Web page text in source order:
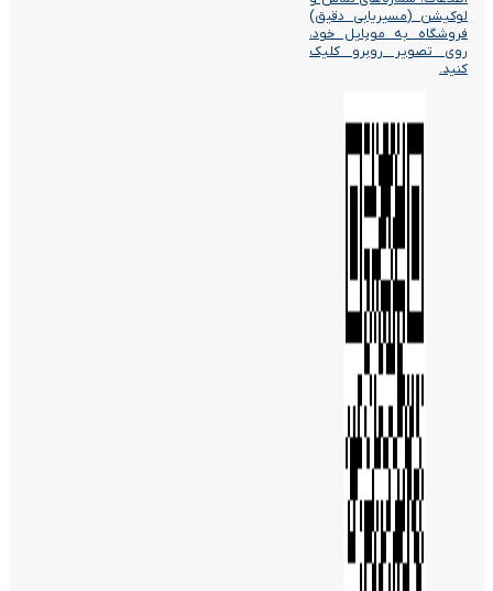
لوکیشن (مسیریابی دقیق)
فروشگاه به موبایل خود،
روی تصویر روبرو کلیک
کنید.